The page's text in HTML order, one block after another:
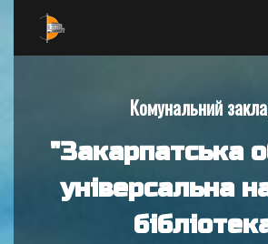
Комунальний
"Закарпатська
універсальна